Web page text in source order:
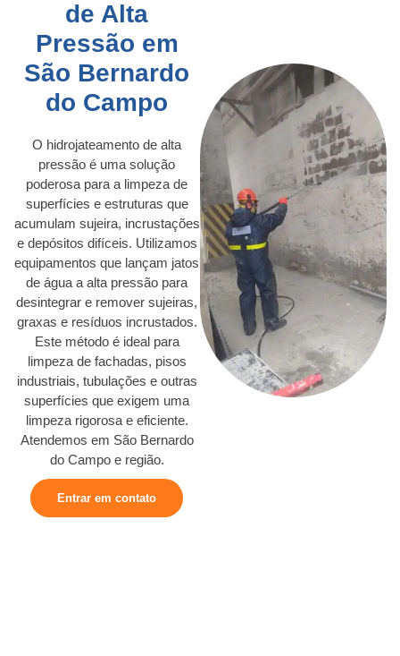
de Alta
Pressão em
São Bernardo
do Campo
O hidrojateamento de alta
pressão é uma solução
poderosa para a limpeza de
superfícies e estruturas que
acumulam sujeira, incrustações
e depósitos difíceis. Utilizamos
equipamentos que lançam jatos
de água a alta pressão para
desintegrar e remover sujeiras,
graxas e resíduos incrustados.
Este método é ideal para
limpeza de fachadas, pisos
industriais, tubulações e outras
superfícies que exigem uma
limpeza rigorosa e eficiente.
Atendemos em São Bernardo
do Campo e região.
Entrar em contato